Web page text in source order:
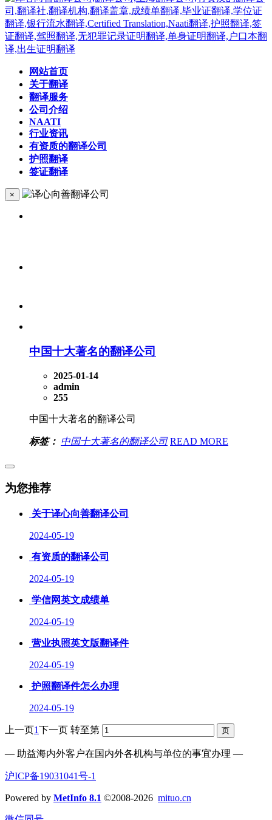
网站首页
关于翻译
翻译服务
公司介绍
NAATI
行业资讯
有资质的翻译公司
护照翻译
签证翻译
×
中国十大著名的翻译公司
2025-01-14
admin
255
中国十大著名的翻译公司
标签： 中国十大著名的翻译公司 READ MORE
为您推荐
关于译心向善翻译公司
2024-05-19
有资质的翻译公司
2024-05-19
学信网英文成绩单
2024-05-19
营业执照英文版翻译件
2024-05-19
护照翻译件怎么办理
2024-05-19
上一页1下一页 转至第
— 助益海内外客户在国内外各机构与单位的事宜办理 —
沪ICP备19031041号-1
Powered by MetInfo 8.1 ©2008-2026 mituo.cn